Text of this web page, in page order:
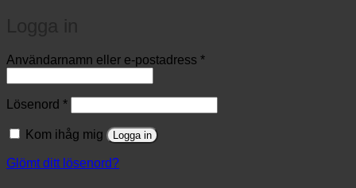
Användarnamn eller e-postadress *Obligatoriskt
Lösenord *Obligatoriskt
Kom ihåg mig Logga in
Glömt ditt lösenord?